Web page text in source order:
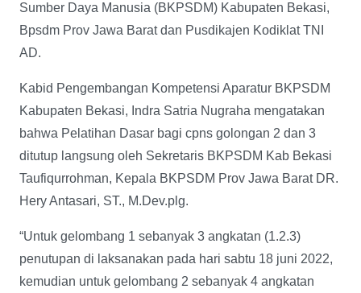
Sumber Daya Manusia (BKPSDM) Kabupaten Bekasi,
Bpsdm Prov Jawa Barat dan Pusdikajen Kodiklat TNI
AD.
Kabid Pengembangan Kompetensi Aparatur BKPSDM
Kabupaten Bekasi, Indra Satria Nugraha mengatakan
bahwa Pelatihan Dasar bagi cpns golongan 2 dan 3
ditutup langsung oleh Sekretaris BKPSDM Kab Bekasi
Taufiqurrohman, Kepala BKPSDM Prov Jawa Barat DR.
Hery Antasari, ST., M.Dev.plg.
“Untuk gelombang 1 sebanyak 3 angkatan (1.2.3)
penutupan di laksanakan pada hari sabtu 18 juni 2022,
kemudian untuk gelombang 2 sebanyak 4 angkatan